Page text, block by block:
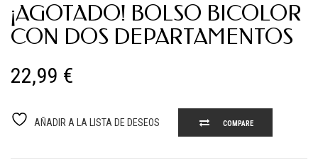
¡AGOTADO! BOLSO BICOLOR
CON DOS DEPARTAMENTOS
22,99 €
AÑADIR A LA LISTA DE DESEOS COMPARE